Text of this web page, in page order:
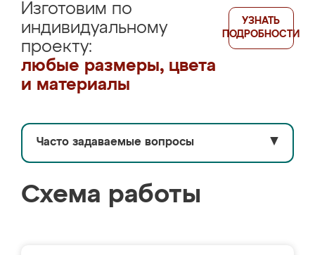
Изготовим по
индивидуальному
проекту:
любые размеры, цвета
и материалы
УЗНАТЬ
ПОДРОБНОСТИ
Часто задаваемые вопросы ▼
Схема работы